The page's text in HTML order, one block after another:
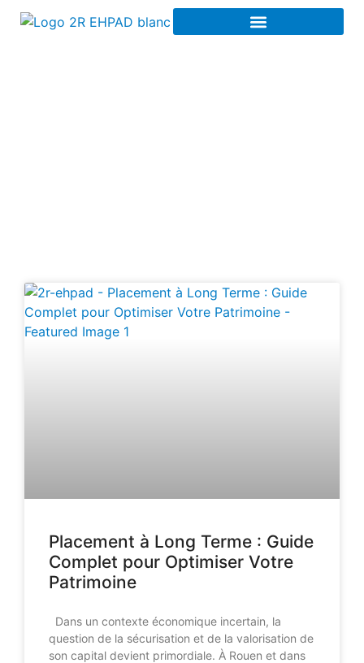
Placement à Long Terme : Guide
Complet pour Optimiser Votre
Patrimoine
Dans un contexte économique incertain, la
question de la sécurisation et de la valorisation de
son capital devient primordiale. À Rouen et dans